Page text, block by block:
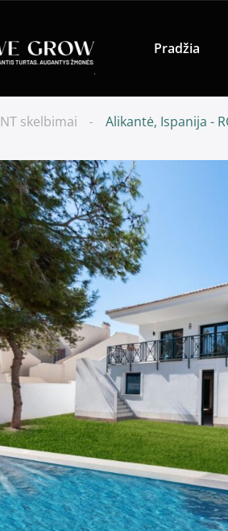
Pradžia
NT skelbimai Alikantė, Ispanija -